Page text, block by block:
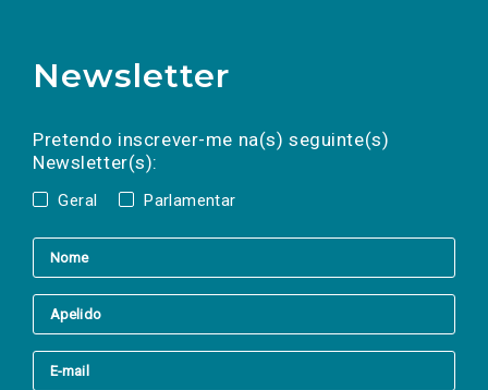
Newsletter
Pretendo inscrever-me na(s) seguinte(s)
Newsletter(s):
Geral Parlamentar
a(s) newsletter(s).
mail